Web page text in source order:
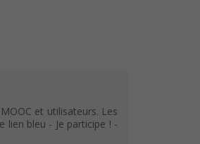
et utilisateurs. Les
bleu - Je participe ! -